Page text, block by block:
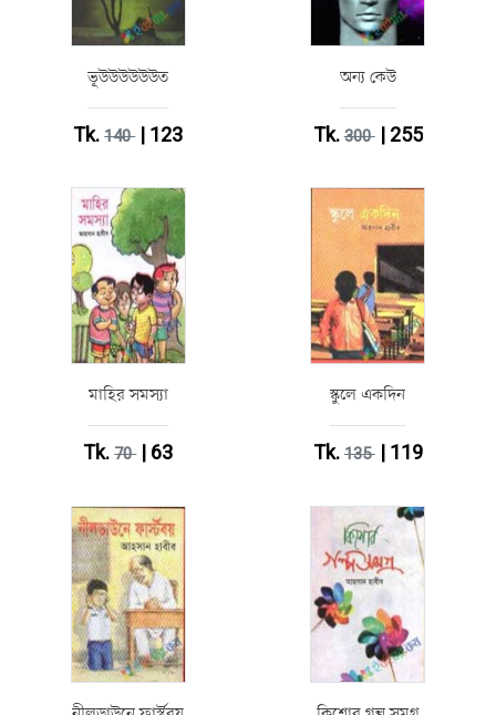
ভূউউউউউউত
Tk.140| 123
অন্য কেউ
Tk.300| 255
মাহির সমস্যা
Tk.70| 63
স্কুলে একদিন
Tk.135| 119